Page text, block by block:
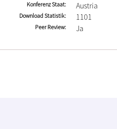
Konferenz Staat Austria
Download Statistik 1101
Peer Review Ja